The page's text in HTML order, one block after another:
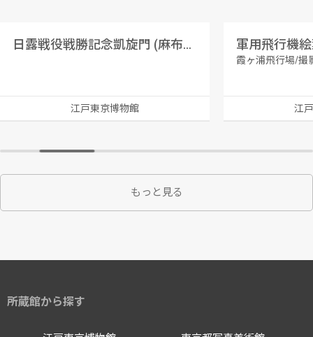
日露戦役戦勝記念凱旋門 (麻布区坂町)
江戸東京博物館
軍用飛行機
霞ヶ浦飛行場/撮
江
もっと見る
所蔵館から探す